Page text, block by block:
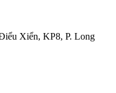
Xiển, KP8, P. Long